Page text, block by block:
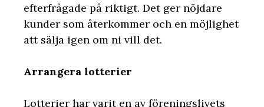
efterfrågade på riktigt. Det ger nöjdare
kunder som återkommer och en möjlighet
att sälja igen om ni vill det.
Arrangera lotterier
Lotterier har varit en av föreningslivets